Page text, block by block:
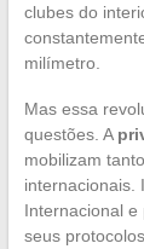
clubes do
milímetro.
Mas essa
questões. A
mobilizam
internacionais.
Internacional
seus